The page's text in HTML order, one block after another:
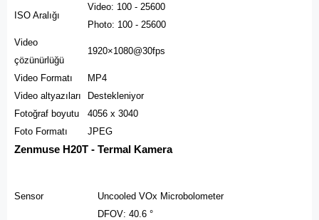
ISO Aralığı
Video: 100 - 25600
Photo: 100 - 25600
Video
çözünürlüğü
1920×1080@30fps
Video Formatı
MP4
Video altyazıları
Destekleniyor
Fotoğraf boyutu
4056 x 3040
Foto Formatı
JPEG
Zenmuse H20T - Termal Kamera
Sensor Uncooled VOx Microbolometer
DFOV: 40.6 °